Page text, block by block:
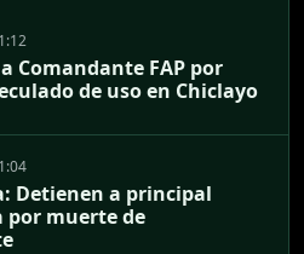
Comandante FAP por
de uso en Chiclayo
Detienen a principal
por muerte de